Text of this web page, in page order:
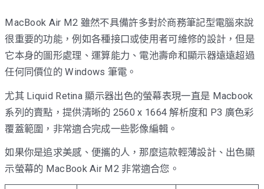
MacBook Air M2 雖然不具備許多對於商務筆記型電腦來說
很重要的功能，例如各種接口或使用者可維修的設計，但是
它本身的圖形處理、運算能力、電池壽命和顯示器遠遠超過
任何同價位的 Windows 筆電。
尤其 Liquid Retina 顯示器出色的螢幕表現一直是 Macbook
系列的賣點，提供清晰的 2560 x 1664 解析度和 P3 廣色彩
覆蓋範圍，非常適合完成一些影像編輯。
如果你是追求美感、便攜的人，那麼這款輕薄設計、出色顯
示螢幕的 MacBook Air M2 非常適合您。